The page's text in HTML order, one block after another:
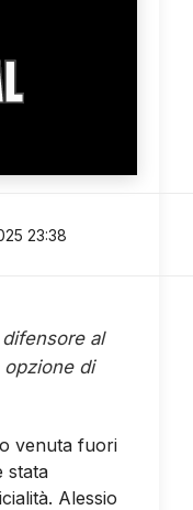
23:38
al
di
venuta fuori
stata
Alessio